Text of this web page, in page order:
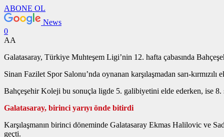
ABONE OL
News
0
AA
Galatasaray, Türkiye Muhteşem Ligi’nin 12. hafta
Sinan Fazilet Spor Salonu’nda oynanan karşılaşmadan sarı-kırmızılı
Bahçeşehir Koleji
Galatasaray, birinci yarıyı önde bitirdi
Karşılaşmanın birinci döneminde Galatasaray Ekmas Halilovic ve
geçti.